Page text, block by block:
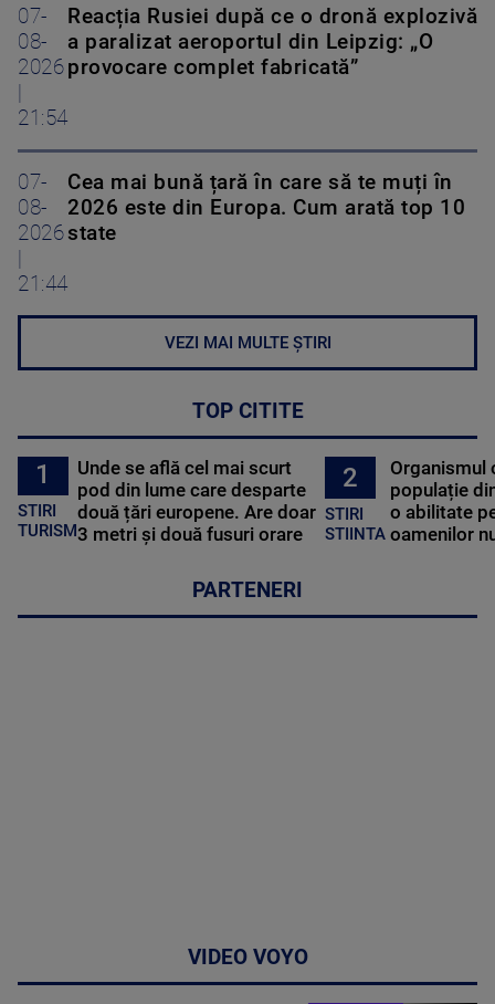
07-
08-
2026
21:54
Reacția Rusiei după ce o dronă explozivă
a paralizat aeroportul din Leipzig: „O
provocare complet fabricată”
07-
08-
2026
21:44
Cea mai bună țară în care să te muți în
2026 este din Europa. Cum arată top 10
state
VEZI MAI MULTE ȘTIRI
TOP CITITE
1
STIRI
TURISM
Unde se află cel mai scurt
pod din lume care desparte
două țări europene. Are doar
3 metri și două fusuri orare
2
STIRI
STIINTA
Organismul
populație
o abilitate
oamenilor
PARTENERI
VIDEO VOYO